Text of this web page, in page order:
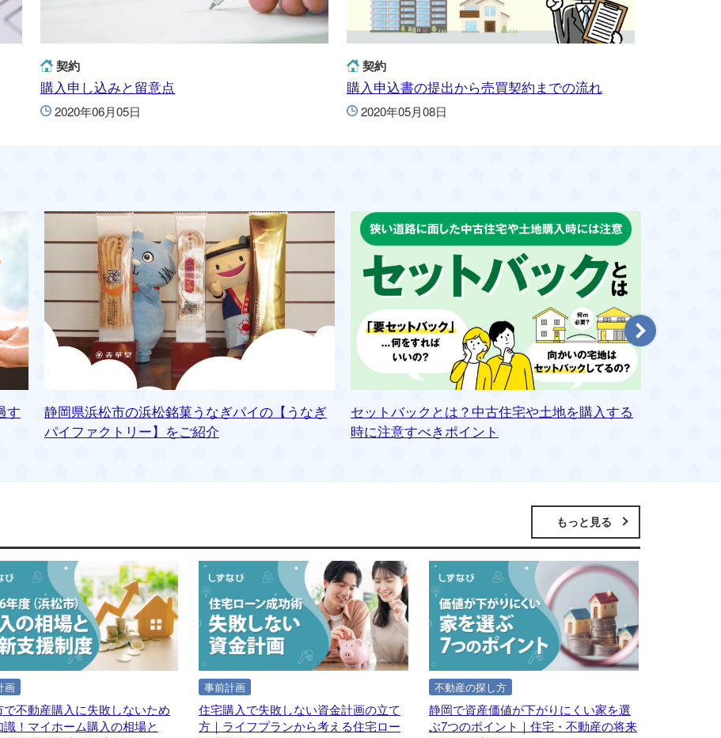
契約
購入申し込みと留意点
2020年06月05日
契約
購入申込書の提出から売買契約までの流れ
2020年05月08日
す
静岡県浜松市の浜松銘菓うなぎパイの【うなぎ
パイファクトリー】をご紹介
セットバックとは？中古住宅や土地を購入する
時に注意すべきポイント
画
で不動産購入に失敗しないため
識！マイホーム購入の相場と
事前計画
住宅購入で失敗しない資金計画の立て
方｜ライフプランから考える住宅ロー
不動産の探し方
静岡で資産価値が下がりにくい家を選
ぶ7つのポイント｜住宅・不動産の将来
もっと見る